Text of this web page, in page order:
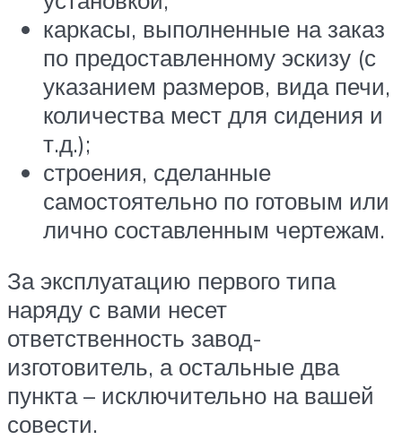
каркасы, выполненные на заказ
по предоставленному эскизу (с
указанием размеров, вида печи,
количества мест для сидения и
т.д.);
строения, сделанные
самостоятельно по готовым или
лично составленным чертежам.
За эксплуатацию первого типа
наряду с вами несет
ответственность завод-
изготовитель, а остальные два
пункта – исключительно на вашей
совести.